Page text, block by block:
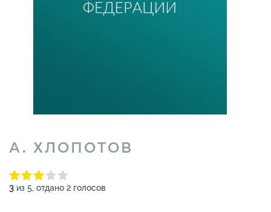
А. ХЛОПОТОВ
3 из 5, отдано 2 голосов